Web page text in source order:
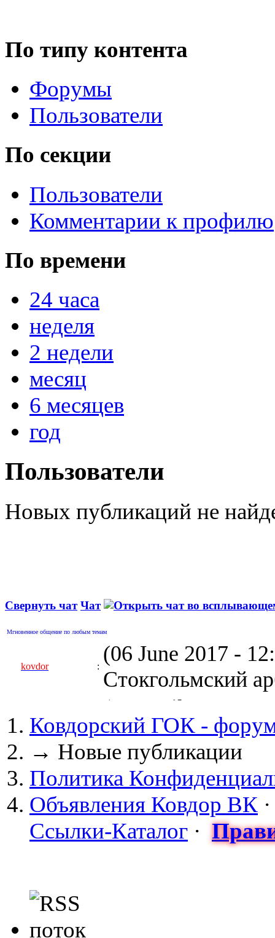
По типу контента
Форумы
Пользователи
По секции
Пользователи
Комментарии к профилю
По времени
24 часа
неделя
2 недели
месяц
6 месяцев
год
Пользователи
Новых публикаций не
Свернуть чат Чат
Мгновенное общение по любым темам
kovdor :
(06 June 2017 -
Стокгольмский
kovdor
(05 April 2017 -
пустили
Сизонов Андрей :
(04 March 2017 -
майдан?
cont.ws/
kovdor
Ковдорский ГОК -
→ Новые публикации
Политика
Объявления Ковдор ВК
Ссылки-Каталог ·